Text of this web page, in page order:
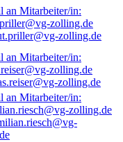
zolling.de
zolling.de